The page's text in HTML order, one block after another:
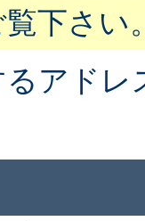
下さい
アド